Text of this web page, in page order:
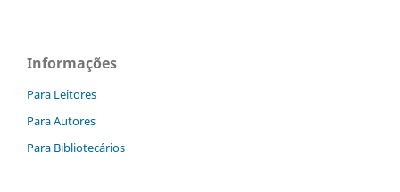
Informações
Para Leitores
Para Autores
Para Bibliotecários